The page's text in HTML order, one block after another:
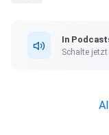
In
Schalte